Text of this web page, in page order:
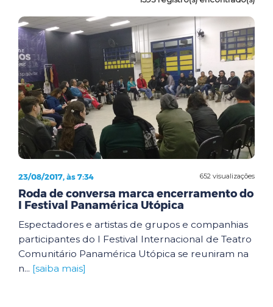
652 visualizações
23/08/2017, às 7:34
Roda de conversa marca encerramento do
I Festival Panamérica Utópica
Espectadores e artistas de grupos e companhias
participantes do I Festival Internacional de Teatro
Comunitário Panamérica Utópica se reuniram na
n... [saiba mais]